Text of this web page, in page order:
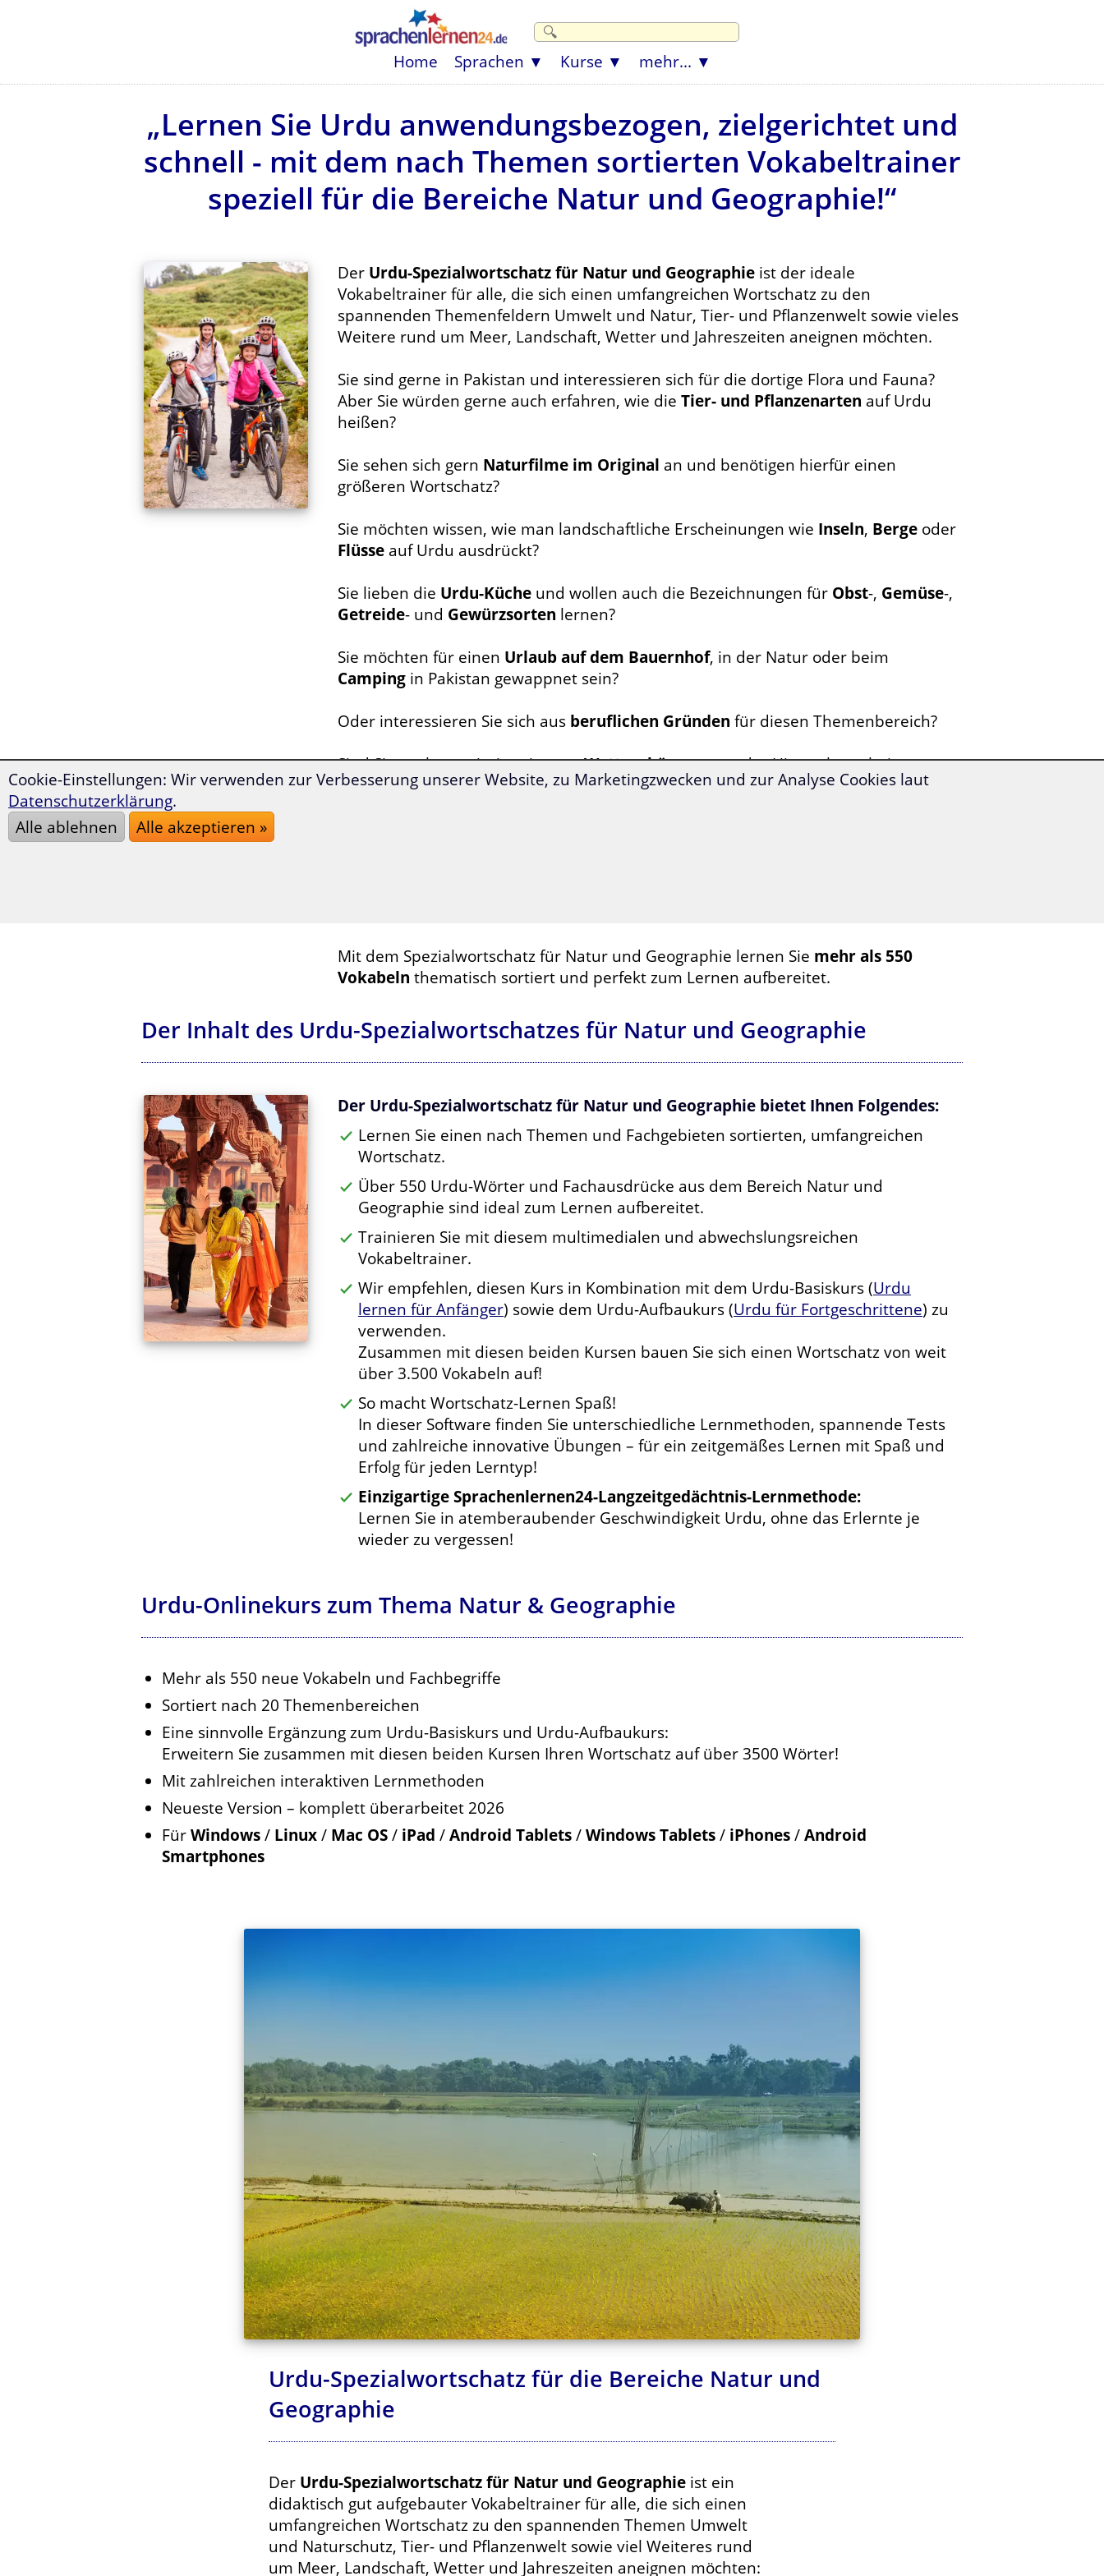
Home Sprachen Kurse mehr...
„Lernen Sie Urdu anwendungsbezogen, zielgerichtet und
schnell - mit dem nach Themen sortierten Vokabeltrainer
speziell für die Bereiche Natur und Geographie!“
Der Urdu-Spezialwortschatz für Natur und Geographie ist der ideale
Vokabeltrainer für alle, die sich einen umfangreichen Wortschatz zu den
spannenden Themenfeldern Umwelt und Natur, Tier- und Pflanzenwelt sowie vieles
Weitere rund um Meer, Landschaft, Wetter und Jahreszeiten aneignen möchten.
Sie sind gerne in Pakistan und interessieren sich für die dortige Flora und Fauna?
Aber Sie würden gerne auch erfahren, wie die Tier- und Pflanzenarten auf Urdu
heißen?
Sie sehen sich gern Naturfilme im Original an und benötigen hierfür einen
größeren Wortschatz?
Sie möchten wissen, wie man landschaftliche Erscheinungen wie Inseln, Berge oder
Flüsse auf Urdu ausdrückt?
Sie lieben die Urdu-Küche und wollen auch die Bezeichnungen für Obst-, Gemüse-,
Getreide- und Gewürzsorten lernen?
Sie möchten für einen Urlaub auf dem Bauernhof, in der Natur oder beim
Camping in Pakistan gewappnet sein?
Oder interessieren Sie sich aus beruflichen Gründen für diesen Themenbereich?
Sind Sie auch neugierig, wie manWetterphänomeneoder Himmelserscheinungen
auf Urdu bezeichnet?
Mit dem Spezialwortschatz für Natur und Geographie lernen Sie mehr als 550
Vokabeln thematisch sortiert und perfekt zum Lernen aufbereitet.
Der Inhalt des Urdu-Spezialwortschatzes für Natur und Geographie
Der Urdu-Spezialwortschatz für Natur und Geographie bietet Ihnen Folgendes:
Lernen Sie einen nach Themen und Fachgebieten sortierten, umfangreichen
Wortschatz.
Über 550 Urdu-Wörter und Fachausdrücke aus dem Bereich Natur und
Geographie sind ideal zum Lernen aufbereitet.
Trainieren Sie mit diesem multimedialen und abwechslungsreichen
Vokabeltrainer.
Wir empfehlen, diesen Kurs in Kombination mit dem Urdu-Basiskurs (Urdu
lernen für Anfänger) sowie dem Urdu-Aufbaukurs (Urdu für Fortgeschrittene) zu
verwenden.
Zusammen mit diesen beiden Kursen bauen Sie sich einen Wortschatz von weit
über 3.500 Vokabeln auf!
So macht Wortschatz-Lernen Spaß!
In dieser Software finden Sie unterschiedliche Lernmethoden, spannende Tests
und zahlreiche innovative Übungen – für ein zeitgemäßes Lernen mit Spaß und
Erfolg für jeden Lerntyp!
Einzigartige Sprachenlernen24-Langzeitgedächtnis-Lernmethode:
Lernen Sie in atemberaubender Geschwindigkeit Urdu, ohne das Erlernte je
wieder zu vergessen!
Urdu-Onlinekurs zum Thema Natur & Geographie
Mehr als 550 neue Vokabeln und Fachbegriffe
Sortiert nach 20 Themenbereichen
Eine sinnvolle Ergänzung zum Urdu-Basiskurs und Urdu-Aufbaukurs:
Erweitern Sie zusammen mit diesen beiden Kursen Ihren Wortschatz auf über 3500 Wörter!
Mit zahlreichen interaktiven Lernmethoden
Neueste Version – komplett überarbeitet 2026
Für Windows / Linux / Mac OS / iPad / Android Tablets / Windows Tablets / iPhones / Android
Smartphones
Urdu-Spezialwortschatz für die Bereiche Natur und
Geographie
Der Urdu-Spezialwortschatz für Natur und Geographie ist ein
didaktisch gut aufgebauter Vokabeltrainer für alle, die sich einen
umfangreichen Wortschatz zu den spannenden Themen Umwelt
und Naturschutz, Tier- und Pflanzenwelt sowie viel Weiteres rund
um Meer, Landschaft, Wetter und Jahreszeiten aneignen möchten:
Cookie-Einstellungen: Wir verwenden zur Verbesserung unserer Website, zu Marketingzwecken und zur Analyse Cookies laut
Datenschutzerklärung.
Alle ablehnen
Alle akzeptieren »